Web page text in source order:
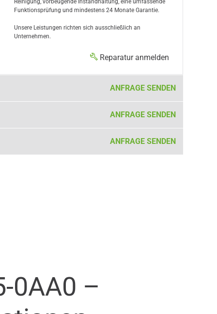
Reinigung, vorbeugende Instandhaltung, eine umfassende
Funktionsprüfung und mindestens 24 Monate Garantie.
Unsere Leistungen richten sich ausschließlich an
Unternehmen.
Reparatur anmelden
ANFRAGE SENDEN
ANFRAGE SENDEN
ANFRAGE SENDEN
0AA0 –